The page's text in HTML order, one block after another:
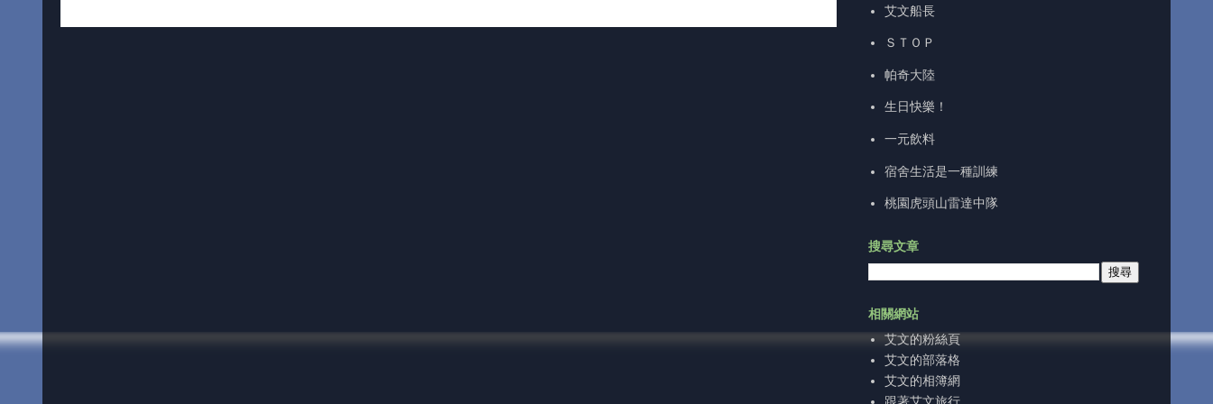
艾文船長
ＳＴＯＰ
帕奇大陸
生日快樂！
一元飲料
宿舍生活是一種訓練
桃園虎頭山雷達中隊
搜尋文章
相關網站
艾文的粉絲頁
艾文的部落格
艾文的相簿網